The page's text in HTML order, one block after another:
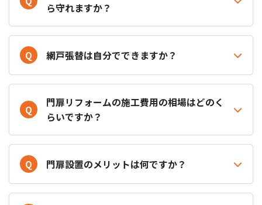
ら守れますか？
Q 網戸張替は自分でできますか？
Q
門扉リフォームの施工費用の相場はどのく
らいですか？
Q 門扉設置のメリットは何ですか？